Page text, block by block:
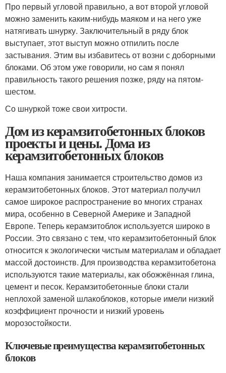
Про первый угловой правильно, а вот второй угловой
можно заменить каким-нибудь маяком и на него уже
натягивать шнурку. Заключительный в ряду блок
выступает, этот выступ можно отпилить после
застывания. Этим вы избавитесь от возни с доборными
блоками. Об этом уже говорили, но сам я понял
правильность такого решения позже, ряду на пятом-
шестом.
Со шнуркой тоже свои хитрости.
Дом из керамзитобетонных блоков
проекты и цены. Дома из
керамзитобетонных блоков
Наша компания занимается строительство домов из
керамзитобетонных блоков. Этот материал получил
самое широкое распространение во многих странах
мира, особенно в Северной Америке и Западной
Европе. Теперь керамзитоблок используется широко в
России. Это связано с тем, что керамзитобетонный блок
относится к экологически чистым материалам и обладает
массой достоинств. Для производства керамзитобетона
используются такие материалы, как обожжённая глина,
цемент и песок. Керамзитобетонные блоки стали
неплохой заменой шлакоблоков, которые имели низкий
коэффициент прочности и низкий уровень
морозостойкости.
Ключевые преимущества керамзитобетонных
блоков